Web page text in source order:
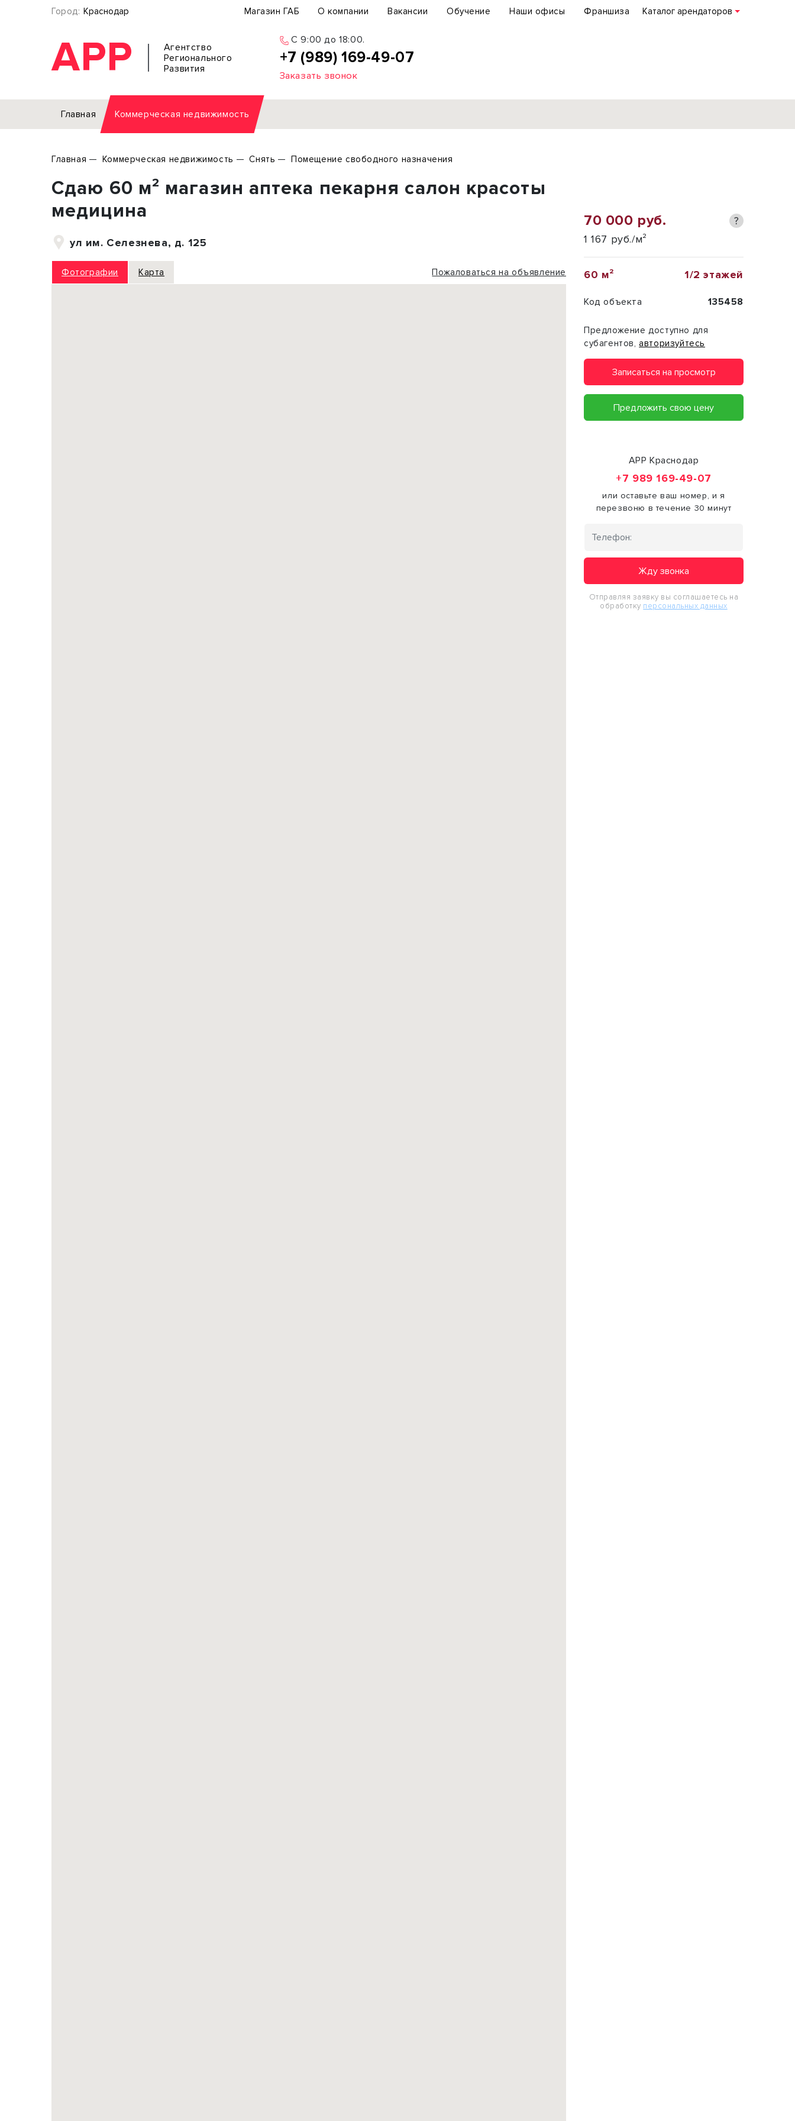
Город: Краснодар Магазин ГАБ О компании Вакансии Обучение Наши офисы Франшиза Каталог арендаторов
АРР
Агентство
Регионального
Развития
C 9:00 до 18:00.
+7 (989) 169-49-07
Заказать звонок
Главная Коммерческая недвижимость
Торговое помещение
Склад
Производство
Земельный участок
Отдельное здание
Торговое помещение
Подробнее
Главная Коммерческая недвижимость Снять Помещение свободного назначения
Сдаю 60 м² магазин аптека пекарня салон красоты
медицина
ул им. Селезнева, д. 125
Фотографии Карта Пожаловаться на объявление
70 000 руб. ?
1 167 руб./м²
60 м² 1/2 этажей
Код объекта 135458
Предложение доступно для
субагентов,авторизуйтесь
Записаться на просмотр
Предложить свою цену
АРР Краснодар
+7 989 169-49-07
или оставьте ваш номер, и я
перезвоню в течение 30 минут
Жду звонка
Отправляя заявку вы соглашаетесь на
обработку персональных данных